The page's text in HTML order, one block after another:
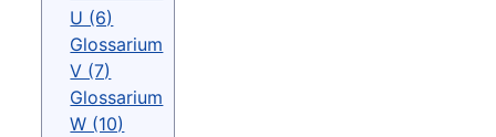
U (6)
Glossarium
V (7)
Glossarium
W (10)